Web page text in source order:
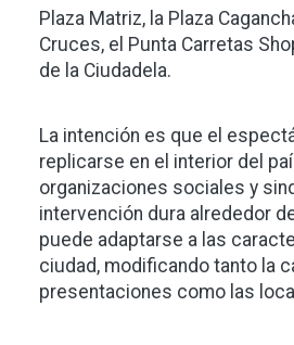
Plaza Matriz, la Plaza
Cruces, el Punta Carretas
de la Ciudadela.
La intención es que el
replicarse en el interior del
organizaciones sociales y
intervención dura alrededor
puede adaptarse a las
ciudad, modificando tanto la
presentaciones como las